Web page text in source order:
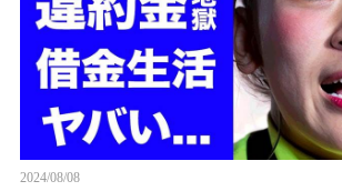
2024/08/08